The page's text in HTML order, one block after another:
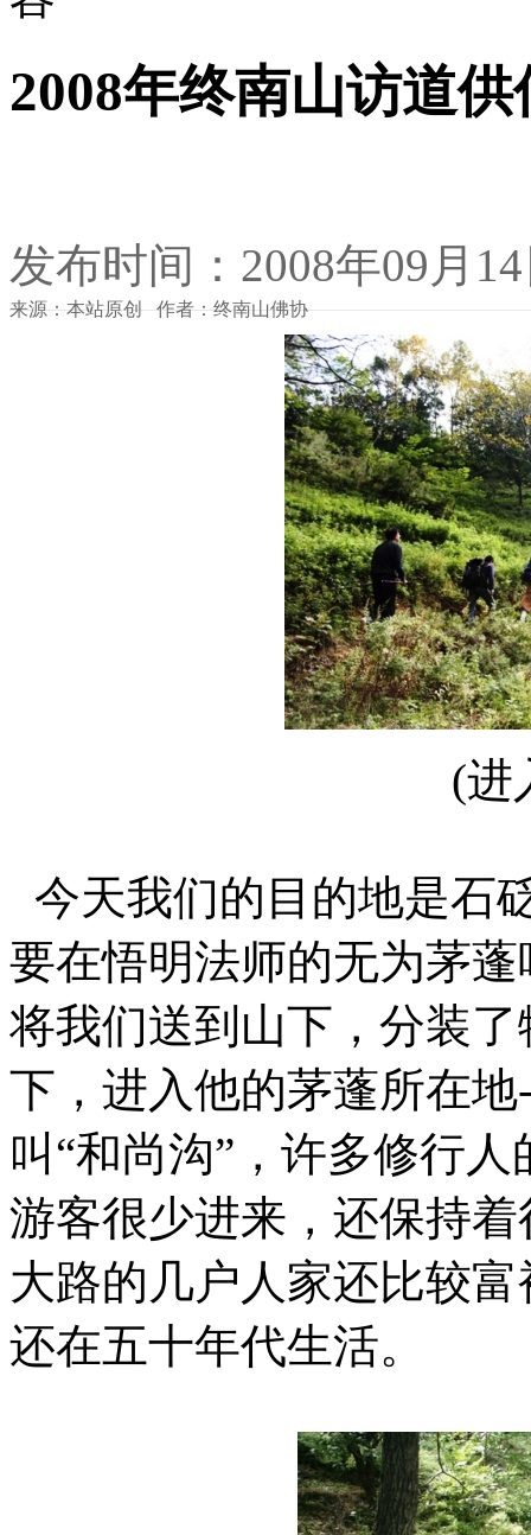
2008年终南山访道
发布时间：2008年09月
来源：本站原创 作者：终南山佛协
(进
今天我们的目的地是石
要在悟明法师的无为茅
将我们送到山下，分装
下，进入他的茅蓬所在地
叫“和尚沟”，许多修行
游客很少进来，还保持
大路的几户人家还比较
还在五十年代生活。